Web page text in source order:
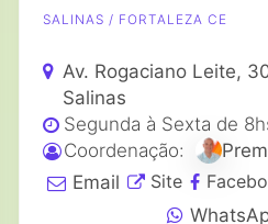
SALINAS / FORTALEZA CE
Av. Rogaciano Leite,
Salinas
Segunda à Sexta de
Coordenação:
Prem
Email
Site